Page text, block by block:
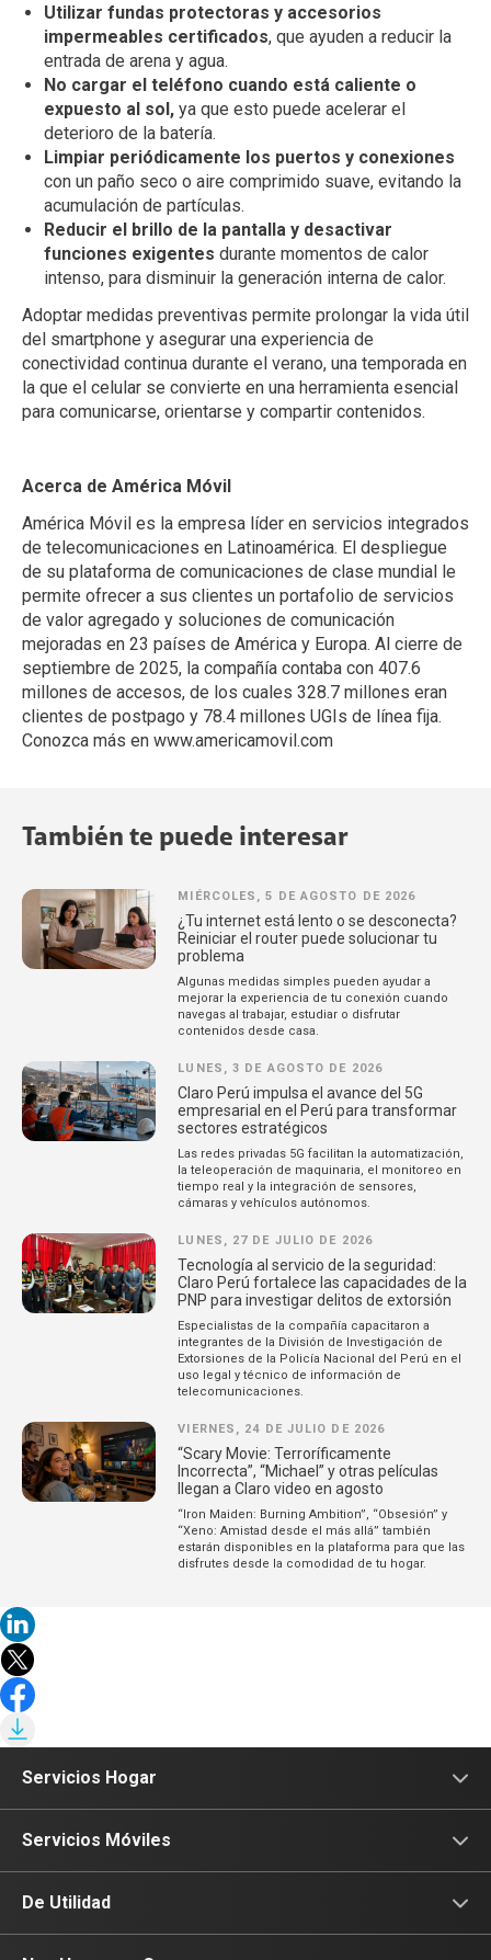
Utilizar fundas protectoras y accesorios
impermeables certificados, que ayuden a reducir la
entrada de arena y agua.
No cargar el teléfono cuando está caliente o
expuesto al sol, ya que esto puede acelerar el
deterioro de la batería.
Limpiar periódicamente los puertos y conexiones
con un paño seco o aire comprimido suave, evitando la
acumulación de partículas.
Reducir el brillo de la pantalla y desactivar
funciones exigentes durante momentos de calor
intenso, para disminuir la generación interna de calor.
Adoptar medidas preventivas permite prolongar la vida útil
del smartphone y asegurar una experiencia de
conectividad continua durante el verano, una temporada en
la que el celular se convierte en una herramienta esencial
para comunicarse, orientarse y compartir contenidos.
Acerca de América Móvil
América Móvil es la empresa líder en servicios integrados
de telecomunicaciones en Latinoamérica. El despliegue
de su plataforma de comunicaciones de clase mundial le
permite ofrecer a sus clientes un portafolio de servicios
de valor agregado y soluciones de comunicación
mejoradas en 23 países de América y Europa. Al cierre de
septiembre de 2025, la compañía contaba con 407.6
millones de accesos, de los cuales 328.7 millones eran
clientes de postpago y 78.4 millones UGIs de línea fija.
Conozca más en www.americamovil.com
También te puede interesar
MIÉRCOLES, 5 DE AGOSTO DE 2026
¿Tu internet está lento o se desconecta?
Reiniciar el router puede solucionar tu
problema
Algunas medidas simples pueden ayudar a
mejorar la experiencia de tu conexión cuando
navegas al trabajar, estudiar o disfrutar
contenidos desde casa.
LUNES, 3 DE AGOSTO DE 2026
Claro Perú impulsa el avance del 5G
empresarial en el Perú para transformar
sectores estratégicos
Las redes privadas 5G facilitan la automatización,
la teleoperación de maquinaria, el monitoreo en
tiempo real y la integración de sensores,
cámaras y vehículos autónomos.
LUNES, 27 DE JULIO DE 2026
Tecnología al servicio de la seguridad:
Claro Perú fortalece las capacidades de la
PNP para investigar delitos de extorsión
Especialistas de la compañía capacitaron a
integrantes de la División de Investigación de
Extorsiones de la Policía Nacional del Perú en el
uso legal y técnico de información de
telecomunicaciones.
VIERNES, 24 DE JULIO DE 2026
“Scary Movie: Terroríficamente
Incorrecta”, “Michael” y otras películas
llegan a Claro video en agosto
“Iron Maiden: Burning Ambition”, “Obsesión” y
“Xeno: Amistad desde el más allá” también
estarán disponibles en la plataforma para que las
disfrutes desde la comodidad de tu hogar.
Servicios Hogar
Internet
Fibra Óptica
Servicios Móviles
Prepago
De Utilidad